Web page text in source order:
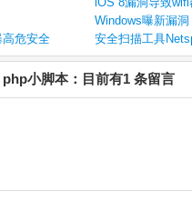
Windows曝新漏
高危安全
安全扫描工具
小脚本：目前有1 条留言